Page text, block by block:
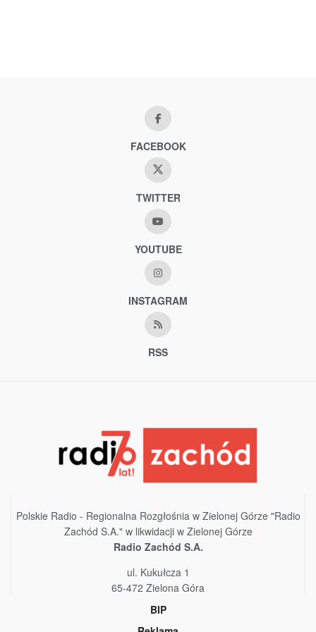
FACEBOOK
TWITTER
YOUTUBE
INSTAGRAM
RSS
Polskie Radio - Regionalna Rozgłośnia w Zielonej Górze "Radio
Zachód S.A." w likwidacji w Zielonej Górze
Radio Zachód S.A.
ul. Kukułcza 1
65-472 Zielona Góra
BIP